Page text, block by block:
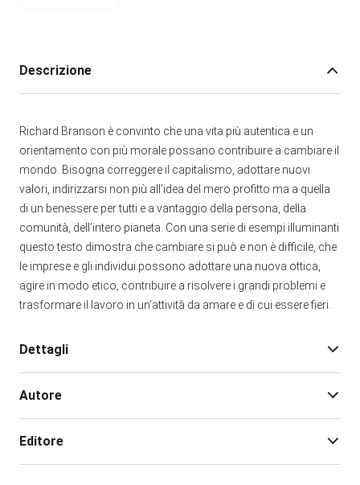
Descrizione
Richard Branson è convinto che una vita più autentica e un
orientamento con più morale possano contribuire a cambiare il
mondo. Bisogna correggere il capitalismo, adottare nuovi
valori, indirizzarsi non più all’idea del mero profitto ma a quella
di un benessere per tutti e a vantaggio della persona, della
comunità, dell’intero pianeta. Con una serie di esempi illuminanti
questo testo dimostra che cambiare si può e non è difficile, che
le imprese e gli individui possono adottare una nuova ottica,
agire in modo etico, contribuire a risolvere i grandi problemi e
trasformare il lavoro in un’attività da amare e di cui essere fieri.
Dettagli
Pagine:
Autore
Editore